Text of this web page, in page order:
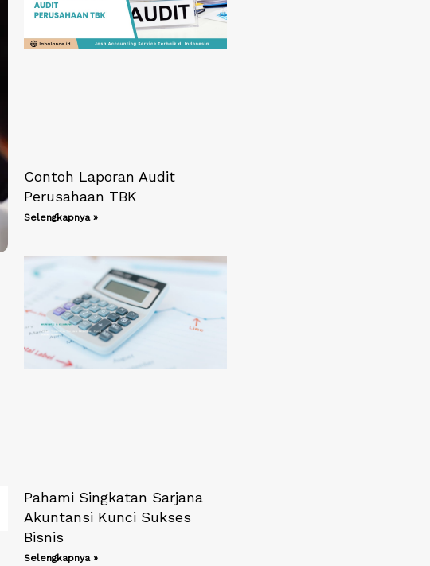
Contoh Laporan Audit
Perusahaan TBK
Selengkapnya »
Pahami Singkatan Sarjana
Akuntansi Kunci Sukses
Bisnis
Selengkapnya »